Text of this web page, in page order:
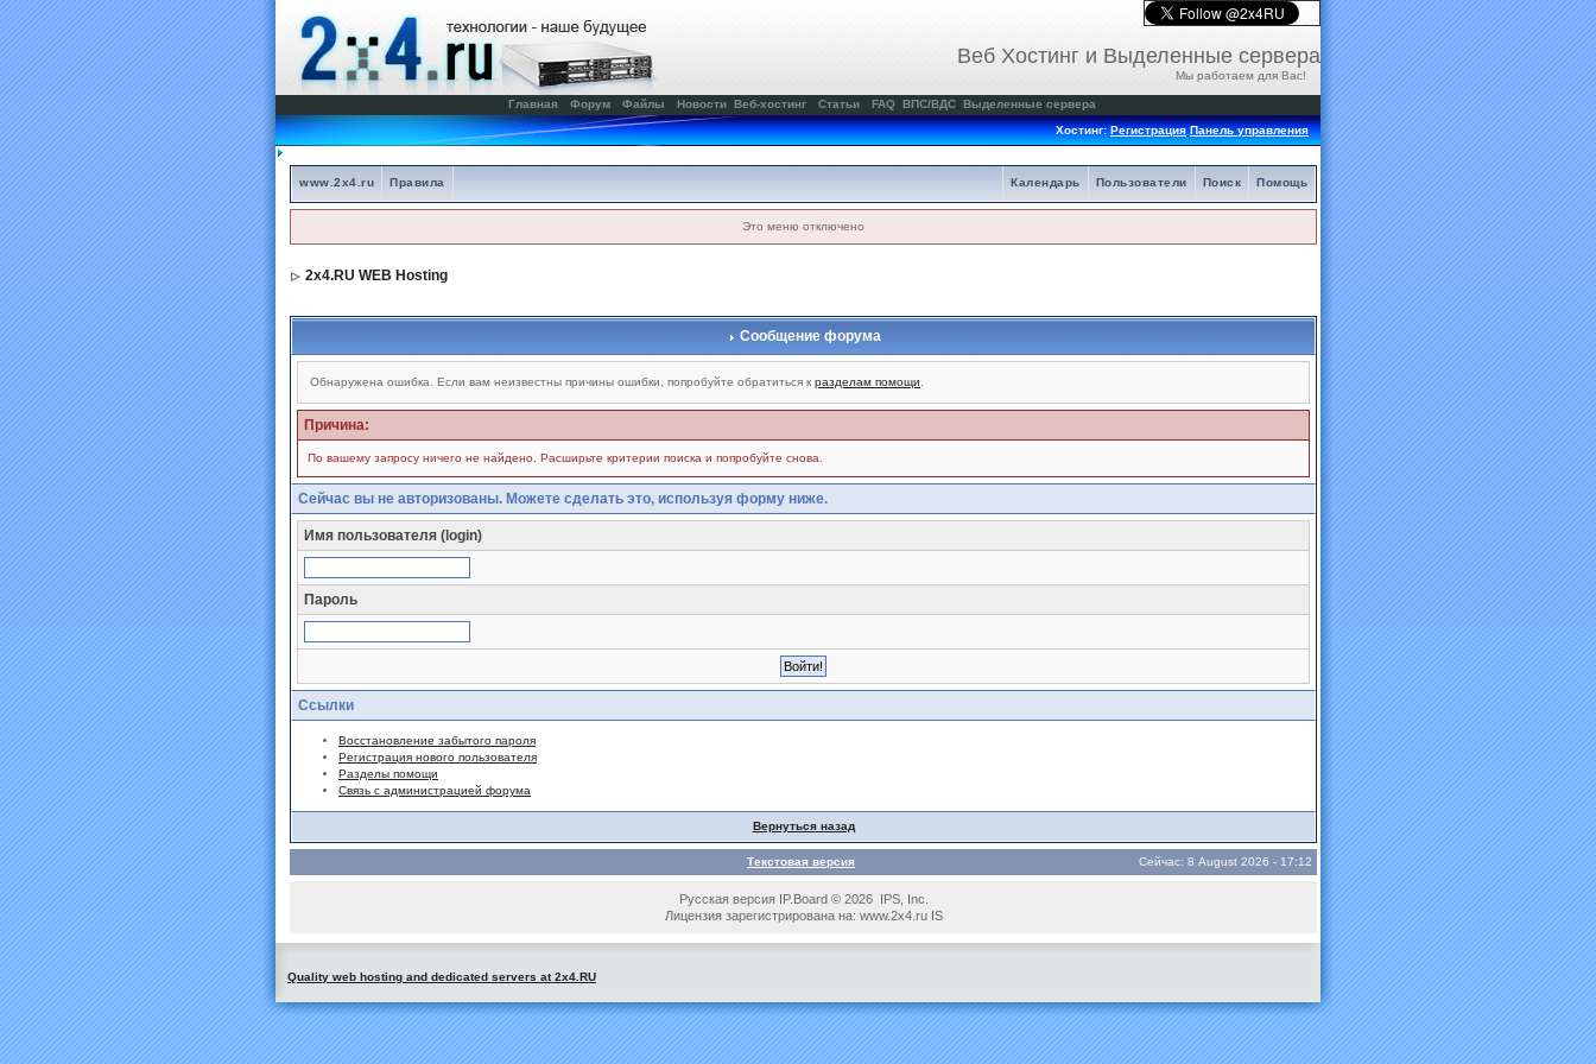
Веб Хостинг и Выделенные сервера
Мы работаем для Вас!
Главная Форум Файлы Новости Веб-хостинг Статьи FAQ ВПС/ВДС Выделенные сервера
Хостинг:Регистрация Панель управления
www.2x4.ru Правила Помощь
Поиск
Пользователи
Календарь
Это меню отключено
2x4.RU WEB Hosting
Сообщение форума
Обнаружена ошибка. Если вам неизвестны причины ошибки, попробуйте обратиться к разделам помощи
Причина:
По вашему запросу ничего не найдено. Расширьте критерии поиска и попробуйте снова.
Сейчас вы не авторизованы. Можете сделать это, используя форму ниже.
Имя пользователя (login)
Пароль
Ссылки
Восстановление забытого пароля
Регистрация нового пользователя
Разделы помощи
Связь с администрацией форума
Вернуться назад
Текстовая версия Сейчас: 8 August 2026 - 17:12
Русская версия IP.Board © 2026 IPS, Inc.
Лицензия зарегистрирована на: www.2x4.ru IS
Quality web hosting and dedicated servers at 2x4.RU